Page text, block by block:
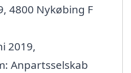
4800 Nykøbing F
2019,
Anpartsselskab